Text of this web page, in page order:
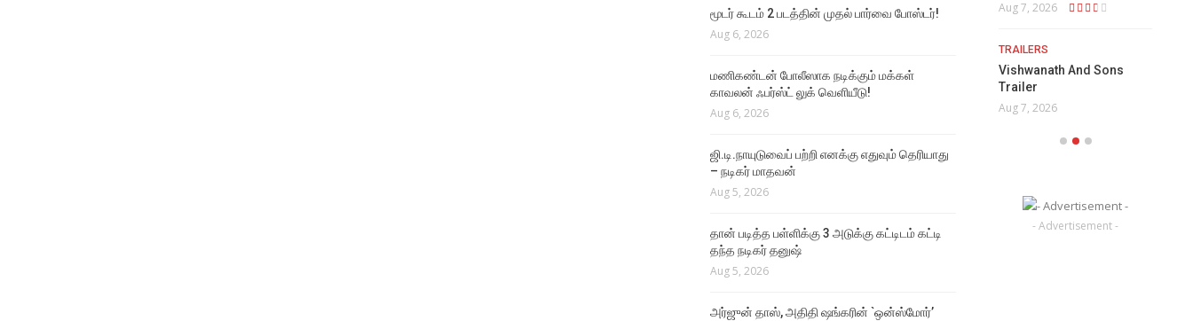
மூடர் கூடம் 2 படத்தின் முதல் பார்வை போஸ்டர்!
Aug 6, 2026
மணிகண்டன் போலீஸாக நடிக்கும் மக்கள்
காவலன் ஃபர்ஸ்ட் லுக் வெளியீடு!
Aug 6, 2026
ஜி.டி.நாயுடுவைப் பற்றி எனக்கு எதுவும் தெரியாது
– நடிகர் மாதவன்
Aug 5, 2026
தான் படித்த பள்ளிக்கு 3 அடுக்கு கட்டிடம் கட்டி
தந்த நடிகர் தனுஷ்
Aug 5, 2026
அர்ஜுன் தாஸ், அதிதி ஷங்கரின் `ஒன்ஸ்மோர்’
Ennamo Sonneenga
Perusa Lyrical Video
Aug 9, 2026
Aug 7, 2026
TRAILERS
Vishwanath And Sons
Trailer
Aug 7, 2026
- Advertisement -